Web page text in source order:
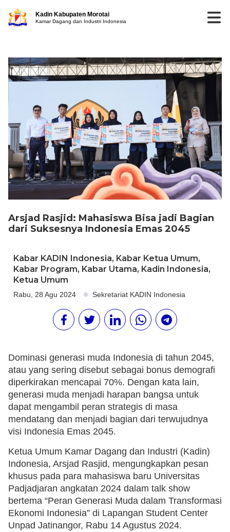
Kadin Kabupaten Morotai
Kamar Dagang dan Industri Indonesia
Arsjad Rasjid: Mahasiswa Bisa jadi Bagian
dari Suksesnya Indonesia Emas 2045
Kabar KADIN Indonesia, Kabar Ketua Umum,
Kabar Program, Kabar Utama, Kadin Indonesia,
Ketua Umum
Rabu, 28 Agu 2024 Sekretariat KADIN Indonesia
Dominasi generasi muda Indonesia di tahun 2045,
atau yang sering disebut sebagai bonus demografi
diperkirakan mencapai 70%. Dengan kata lain,
generasi muda menjadi harapan bangsa untuk
dapat mengambil peran strategis di masa
mendatang dan menjadi bagian dari terwujudnya
visi Indonesia Emas 2045.
Ketua Umum Kamar Dagang dan Industri (Kadin)
Indonesia, Arsjad Rasjid, mengungkapkan pesan
khusus pada para mahasiswa baru Universitas
Padjadjaran angkatan 2024 dalam talk show
bertema “Peran Generasi Muda dalam Transformasi
Ekonomi Indonesia” di Lapangan Student Center
Unpad Jatinangor, Rabu 14 Agustus 2024.